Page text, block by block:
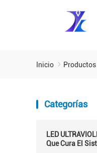
Inicio Productos
Categorías
LED
Que Cura El